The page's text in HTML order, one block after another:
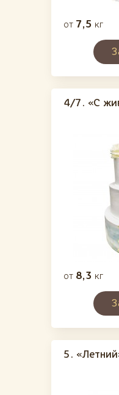
от 7,5 кг
4/7. «С
от 8,3 кг
5.